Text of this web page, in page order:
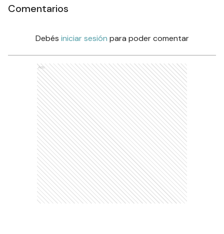
Comentarios
Debés iniciar sesión para poder comentar
Ads